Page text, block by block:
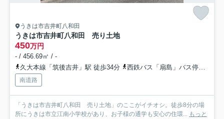
うきは市吉井町八和田
うきは市吉井町八和田 売り土地
450万円
- / 456.69㎡ / -
久大本線「筑後吉井」駅 徒歩34分
西鉄バス「扇島」バス停下車 徒歩20分
南道路
「うきは市吉井町八和田 売り土地」のここがイチオシ。徒歩8分の場
所にうきは市立江南小学校があり、お子様の通学も安心の住環... もっと